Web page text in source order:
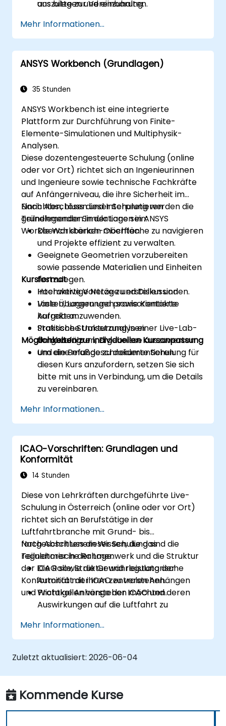
auszulegen und einzuhalten.
durchzuführen und Kontrollmaßnahmen
für Hubaufgaben umzusetzen.
Effektiv auf hebezugsbedingte Vorfälle zu
reagieren und die erforderlichen
uns bitte zur Vereinbarung.
Mehr Informationen...
ANSYS Workbench (Grundlagen)
35 Stunden
ANSYS Workbench ist eine integrierte
Plattform zur Durchführung von Finite-
Elemente-Simulationen und Multiphysik-
Analysen.
Diese dozentengesteuerte Schulung (online
oder vor Ort) richtet sich an Ingenieurinnen
und Ingenieure sowie technische Fachkräfte
auf Anfängerniveau, die ihre Sicherheit im
Einrichten, Lösen und Interpretieren
grundlegender Simulationen in ANSYS
Workbench stärken möchten.
Nach Abschluss dieser Schulung werden die
Teilnehmenden in der Lage sein:
Die Workbench-Oberfläche zu navigieren
und Projekte effizient zu verwalten.
Geeignete Geometrien vorzubereiten
sowie passende Materialien und Einheiten
festzulegen.
Hochwertige Netze zu erstellen und
Lasten, Lagerungen sowie Kontakte
korrekt anzuwenden.
Statische Strukturanalysen
durchzuführen, Ergebnisse auszuwerten
und die Befunde zu dokumentieren.
Kursformat
Interaktive Vorträge und Diskussionen.
Viele Übungen und praxisorientierte
Aufgaben.
Praktische Umsetzung in einer Live-Lab-
Umgebung.
Möglichkeiten zur individuellen Kursanpassung
Um eine maßgeschneiderte Schulung für
diesen Kurs anzufordern, setzen Sie sich
bitte mit uns in Verbindung, um die Details
zu vereinbaren.
Mehr Informationen...
ICAO-Vorschriften: Grundlagen und
Konformität
14 Stunden
Diese von Lehrkräften durchgeführte Live-
Schulung in Österreich (online oder vor Ort)
richtet sich an Berufstätige in der
Luftfahrtbranche mit Grund- bis
fortgeschrittenem Wissen, die das
regulatorische Rahmenwerk und die Struktur
der ICAO sowie die Gewährleistung der
Konformität mit ihren zentralen Anhängen
und Protokollen verstehen möchten.
Nach Abschluss dieser Schulung sind die
Teilnehmer in der Lage:
Die Rolle, Struktur und regulatorische
Autorität der ICAO zu verstehen.
Wichtige Anhänge der ICAO und deren
Auswirkungen auf die Luftfahrt zu
ICAO-Standards in den Bereichen
Luftfahrtsicherheit, -sicherheit und
Betrieb anzuwenden.
nationaler und internationaler Aufsicht zu
unterstützen.
Mehr Informationen...
Zuletzt aktualisiert: 2026-06-04
Kommende Kurse